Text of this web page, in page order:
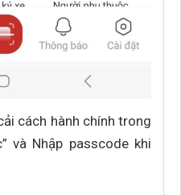
cách hành chính trong
và Nhập passcode khi